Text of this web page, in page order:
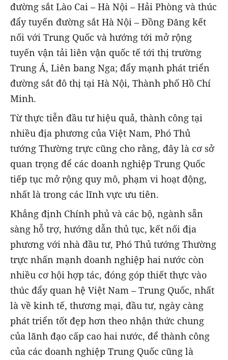
đường sắt Lào Cai – Hà Nội – Hải Phòng và thúc
đẩy tuyến đường sắt Hà Nội – Đồng Đăng kết
nối với Trung Quốc và hướng tới mở rộng
tuyến vận tải liên vận quốc tế tới thị trường
Trung Á, Liên bang Nga; đẩy mạnh phát triển
đường sắt đô thị tại Hà Nội, Thành phố Hồ Chí
Minh.
Từ thực tiễn đầu tư hiệu quả, thành công tại
nhiều địa phương của Việt Nam, Phó Thủ
tướng Thường trực cũng cho rằng, đây là cơ sở
quan trọng để các doanh nghiệp Trung Quốc
tiếp tục mở rộng quy mô, phạm vi hoạt động,
nhất là trong các lĩnh vực ưu tiên.
Khẳng định Chính phủ và các bộ, ngành sẵn
sàng hỗ trợ, hướng dẫn thủ tục, kết nối địa
phương với nhà đầu tư, Phó Thủ tướng Thường
trực nhấn mạnh doanh nghiệp hai nước còn
nhiều cơ hội hợp tác, đóng góp thiết thực vào
thúc đẩy quan hệ Việt Nam – Trung Quốc, nhất
là về kinh tế, thương mại, đầu tư, ngày càng
phát triển tốt đẹp hơn theo nhận thức chung
của lãnh đạo cấp cao hai nước, để thành công
của các doanh nghiệp Trung Quốc cũng là